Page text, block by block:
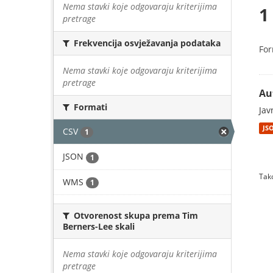
Nema stavki koje odgovaraju kriterijima
pretrage
Frekvencija osvježavanja podataka
Nema stavki koje odgovaraju kriterijima
pretrage
Formati
CSV 1
JSON 1
WMS 1
Otvorenost skupa prema Tim
Berners-Lee skali
Nema stavki koje odgovaraju kriterijima
pretrage
1